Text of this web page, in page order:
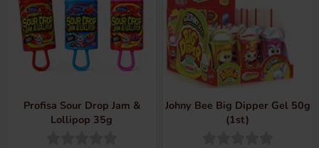
Profisa Sour Drop Jam &
Lollipop 35g
Johny Bee Big Dipper Gel 50g
(1st)